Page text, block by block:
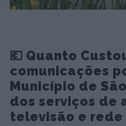
💶 Quanto
comunicações
Município de
dos serviços de
televisão e rede